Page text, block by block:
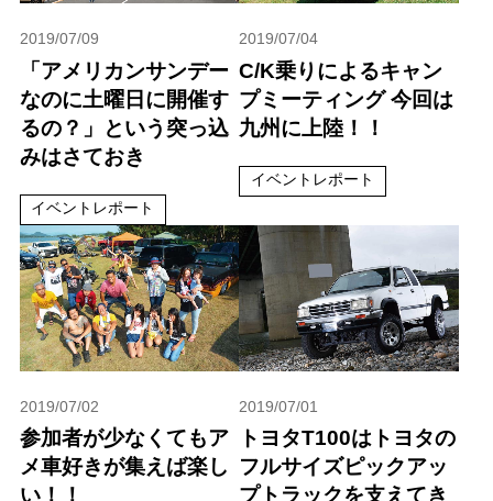
2019/07/09
「アメリカンサンデー
なのに土曜日に開催す
るの？」という突っ込
みはさておき
イベントレポート
2019/07/04
C/K乗りによるキャン
プミーティング 今回は
九州に上陸！！
イベントレポート
2019/07/02
参加者が少なくてもア
メ車好きが集えば楽し
い！！
2019/07/01
トヨタT100はトヨタの
フルサイズピックアッ
プトラックを支えてき